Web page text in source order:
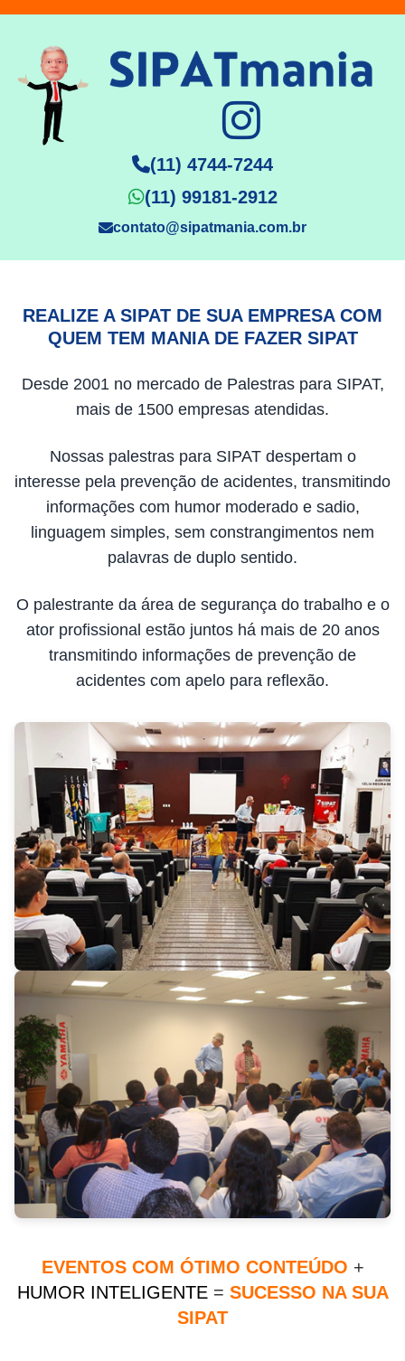
(11) 4744-7244
(11) 99181-2912
contato@sipatmania.com.br
REALIZE A SIPAT DE SUA EMPRESA COM
QUEM TEM MANIA DE FAZER SIPAT
Desde 2001 no mercado de Palestras para SIPAT,
mais de 1500 empresas atendidas.
Nossas palestras para SIPAT despertam o
interesse pela prevenção de acidentes, transmitindo
informações com humor moderado e sadio,
linguagem simples, sem constrangimentos nem
palavras de duplo sentido.
O palestrante da área de segurança do trabalho e o
ator profissional estão juntos há mais de 20 anos
transmitindo informações de prevenção de
acidentes com apelo para reflexão.
EVENTOS COM ÓTIMO CONTEÚDO +
HUMOR INTELIGENTE = SUCESSO NA SUA
SIPAT